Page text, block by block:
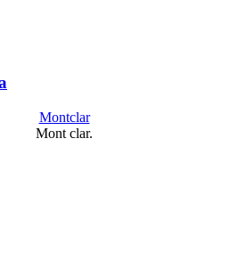
Montclar
Mont clar.